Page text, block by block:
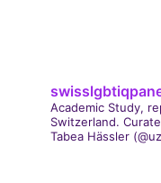
Academic Study,
Switzerland.
Tabea Hässler